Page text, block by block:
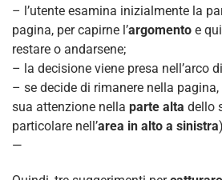
– l’utente esamina inizialmente la
pagina, per capirne l’argomento e
restare o andarsene;
– la decisione viene presa nell’arco di
– se decide di rimanere nella pagina,
sua attenzione nella parte alta dello
particolare nell’area in alto a sinistra
—